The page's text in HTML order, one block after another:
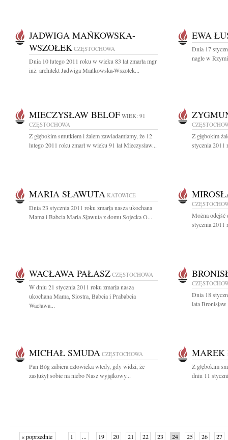
JADWIGA MAŃKOWSKA-
WSZOŁEK CZĘSTOCHOWA
Dnia 10 lutego 2011 roku w wieku 83 lat zmarła mgr
inż. architekt Jadwiga Mańkowska-Wszołek...
EWA
Dnia 17
nagle w
MIECZYSŁAW BELOF WIEK: 91
CZĘSTOCHOWA
Z głębokim smutkiem i żalem zawiadamiamy, że 12
lutego 2011 roku zmarł w wieku 91 lat Mieczysław...
Z głębokim
stycznia 2011
MARIA SŁAWUTA KATOWICE
Dnia 23 stycznia 2011 roku zmarła nasza ukochana
Mama i Babcia Maria Sławuta z domu Sojecka O...
Można odejść
stycznia 2011
WACŁAWA PAŁASZ CZĘSTOCHOWA
W dniu 21 stycznia 2011 roku zmarła nasza
ukochana Mama, Siostra, Babcia i Prababcia
Wacława...
Dnia 18
lata Bronisław
MICHAŁ SMUDA CZĘSTOCHOWA
Pan Bóg zabiera człowieka wtedy, gdy widzi, że
zasłużył sobie na niebo Nasz wyjątkowy...
MAREK
Z głębokim
dniu 11
« poprzednie 1 ... 19 20 21 22 23 24 25 26 27